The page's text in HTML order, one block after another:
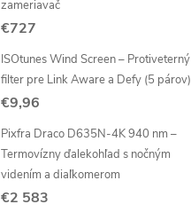
zameriavač
€727
ISOtunes Wind Screen – Protiveterný
filter pre Link Aware a Defy (5 párov)
€9,96
Pixfra Draco D635N-4K 940 nm –
Termovízny ďalekohľad s nočným
videním a diaľkomerom
€2 583